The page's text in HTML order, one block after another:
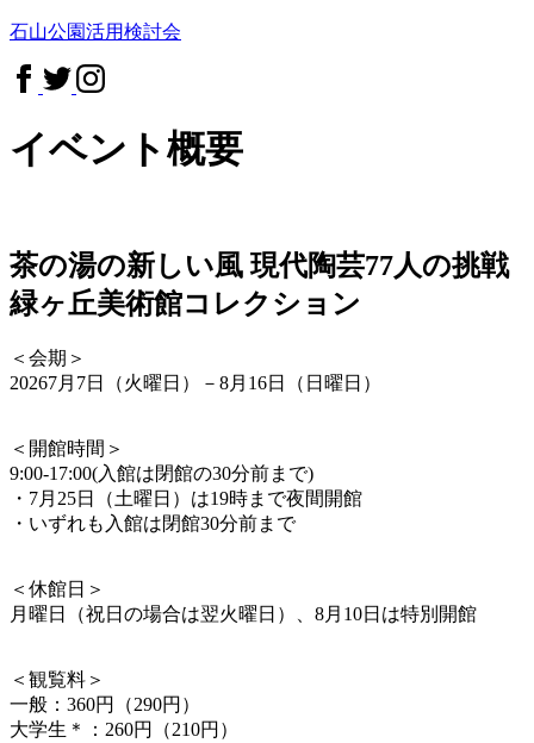
石山公園活用検討会
イベント概要
茶の湯の新しい風 現代陶芸77人の挑戦
緑ヶ丘美術館コレクション
＜会期＞
20267月7日（火曜日）－8月16日（日曜日）
＜開館時間＞
9:00-17:00(入館は閉館の30分前まで)
・7月25日（土曜日）は19時まで夜間開館
・いずれも入館は閉館30分前まで
＜休館日＞
月曜日（祝日の場合は翌火曜日）、8月10日は特別開館
＜観覧料＞
一般：360円（290円）
大学生＊：260円（210円）